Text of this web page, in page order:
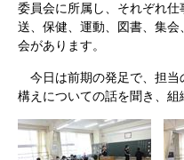
委員会に所属し、それぞれ
送、保健、運動、図書、集
会があります。
今日は前期の発足で、担当
構えについての話を聞き、組